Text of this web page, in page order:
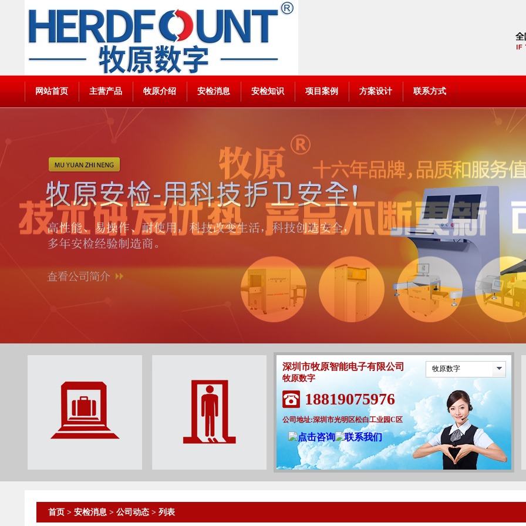
网站首页 主营产品 牧原介绍 安检消息 安检知识 项目案例 方案设计 联系方式
牧原数字
深圳市牧原智能电子有限公司
牧原数字
18819075976
公司地址:深圳市光明区松白工业园C区
首页 > 安检消息 > 公司动态 > 列表